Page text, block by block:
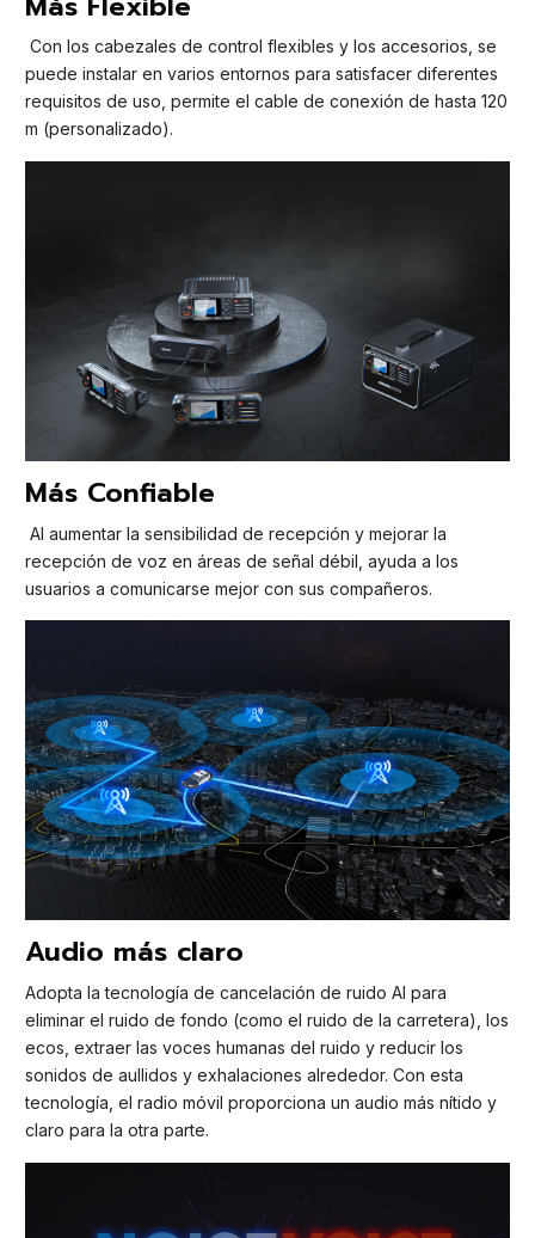
Con los cabezales de control flexibles y los accesorios, se
puede instalar en varios entornos para satisfacer diferentes
requisitos de uso, permite el cable de conexión de hasta 120
m (personalizado).
Más Confiable
Al aumentar la sensibilidad de recepción y mejorar la
recepción de voz en áreas de señal débil, ayuda a los
usuarios a comunicarse mejor con sus compañeros.
Audio más claro
Adopta la tecnología de cancelación de ruido AI para
eliminar el ruido de fondo (como el ruido de la carretera), los
ecos, extraer las voces humanas del ruido y reducir los
sonidos de aullidos y exhalaciones alrededor. Con esta
tecnología, el radio móvil proporciona un audio más nítido y
claro para la otra parte.